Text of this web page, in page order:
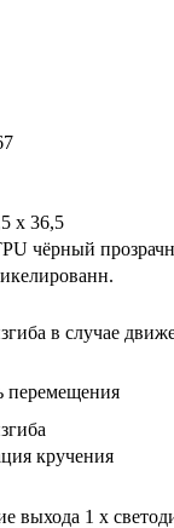
x 36,5
чёрный
в случае
перемещения
кручения
выхода 1 x